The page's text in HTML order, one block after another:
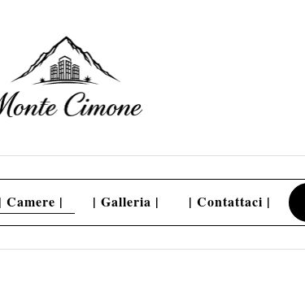
| Camere | | Galleria | | Contattaci |